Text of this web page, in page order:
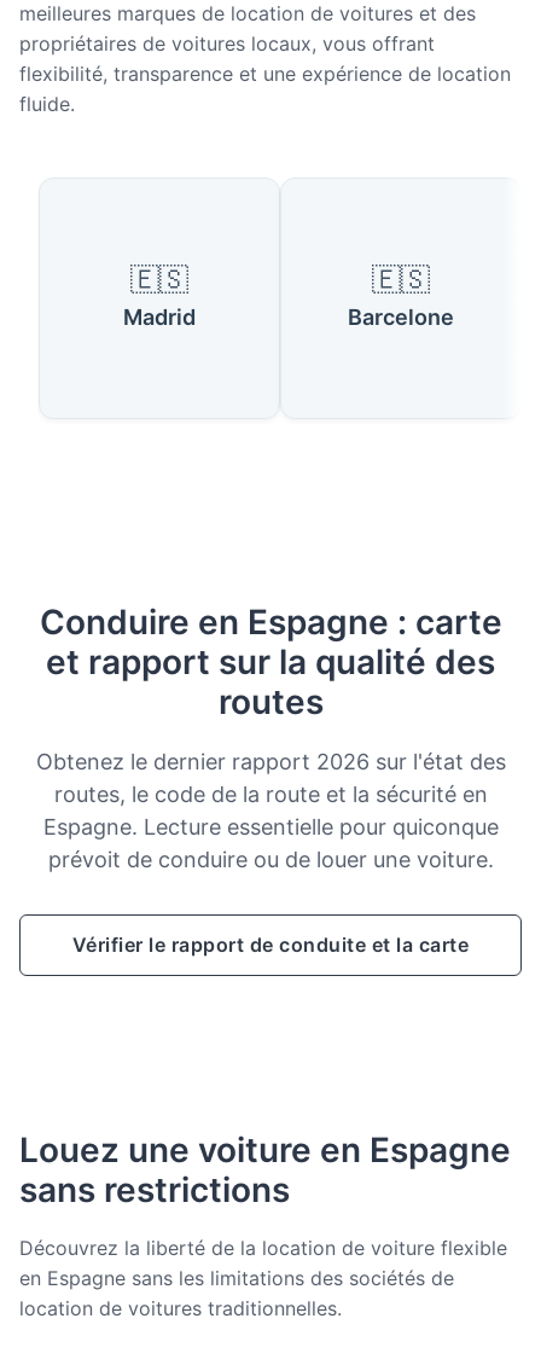
meilleures marques de location de voitures et des
propriétaires de voitures locaux, vous offrant
flexibilité, transparence et une expérience de location
fluide.
Villes populaires en Espagne
🇪🇸
Madrid
🇪🇸
Barcelone
Conduire en Espagne : carte
et rapport sur la qualité des
routes
Obtenez le dernier rapport 2026 sur l'état des
routes, le code de la route et la sécurité en
Espagne. Lecture essentielle pour quiconque
prévoit de conduire ou de louer une voiture.
Vérifier le rapport de conduite et la carte
Louez une voiture en Espagne
sans restrictions
Découvrez la liberté de la location de voiture flexible
en Espagne sans les limitations des sociétés de
location de voitures traditionnelles.